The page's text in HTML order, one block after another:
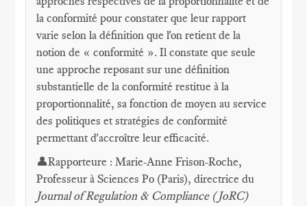
la conformité pour constater que leur rapport
varie selon la définition que l'on retient de la
notion de « conformité ». Il constate que seule
une approche reposant sur une définition
substantielle de la conformité restitue à la
proportionnalité, sa fonction de moyen au service
des politiques et stratégies de conformité
permettant d'accroître leur efficacité.
👤Rapporteure : Marie-Anne Frison-Roche,
Professeur à Sciences Po (Paris), directrice du
Journal of Regulation & Compliance (JoRC)